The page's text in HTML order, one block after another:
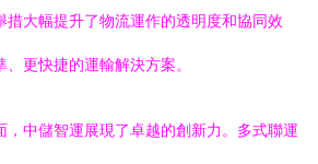
措大幅提升了物流運作的透明度和協同效
更快捷的運輸解決方案。
，中儲智運展現了卓越的創新力。多式聯運